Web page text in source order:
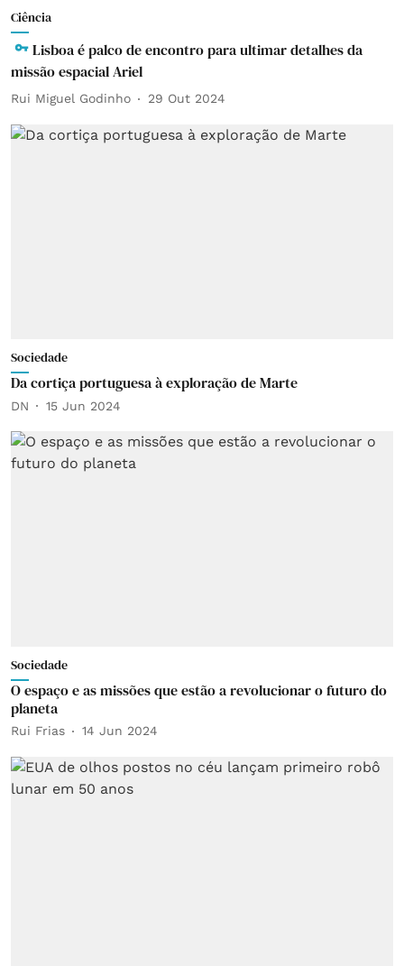
Ciência
Lisboa é palco de encontro para ultimar detalhes da
missão espacial Ariel
Rui Miguel Godinho 29 Out 2024
Sociedade
Da cortiça portuguesa à exploração de Marte
DN 15 Jun 2024
Sociedade
O espaço e as missões que estão a revolucionar o futuro do
planeta
Rui Frias 14 Jun 2024